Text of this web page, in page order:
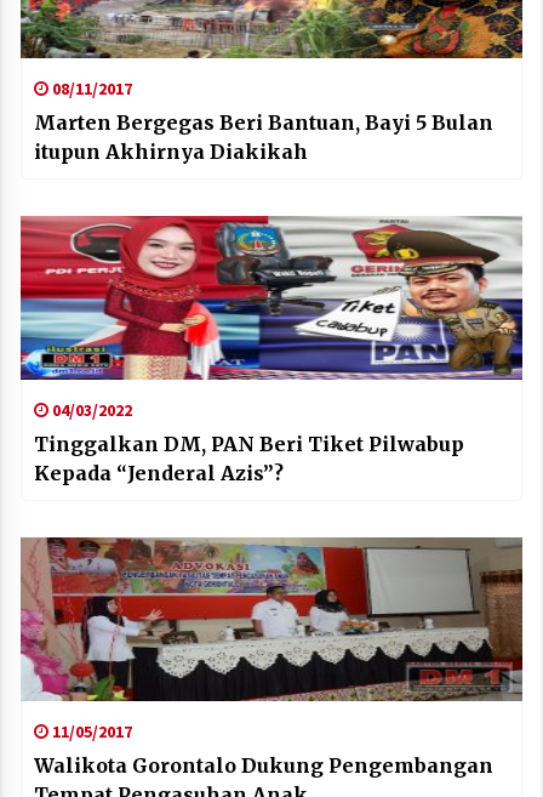
08/11/2017
Marten Bergegas Beri Bantuan, Bayi 5 Bulan
itupun Akhirnya Diakikah
04/03/2022
Tinggalkan DM, PAN Beri Tiket Pilwabup
Kepada “Jenderal Azis”?
11/05/2017
Walikota Gorontalo Dukung Pengembangan